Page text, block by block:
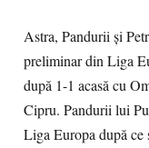
Astra, Pandurii și
preliminar din Liga
după 1-1 acasă cu
Cipru. Pandurii lui
Liga Europa după